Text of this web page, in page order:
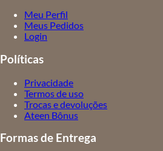
Meu Perfil
Meus Pedidos
Login
Políticas
Privacidade
Termos de uso
Trocas e devoluções
Ateen Bônus
Formas de Entrega